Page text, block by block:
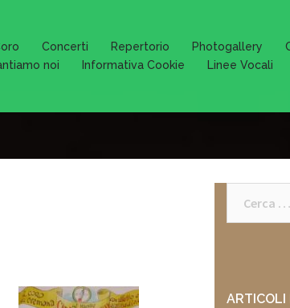
Concerti Repertorio Photogallery
noi Informativa Cookie Linee Vocali
ARTICOLI